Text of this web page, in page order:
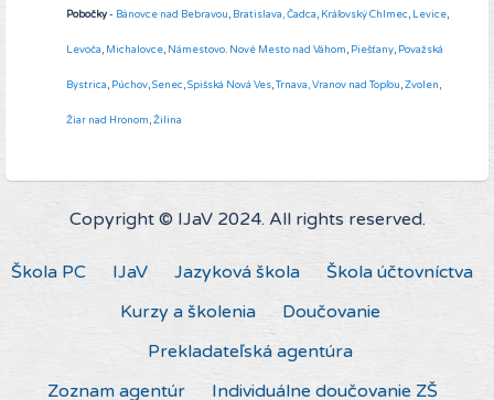
Pobočky- Bánovce nad Bebravou, Bratislava,Čadca, Kráľovský Chlmec, Levice,
Levoča, Michalovce, Námestovo. Nové Mesto nad Váhom, Piešťany, Považská
Bystrica, Púchov,Senec,Spišská Nová Ves,Trnava,Vranov nad Topľou,Zvolen,
Žiar nad Hronom,Žilina
Copyright © IJaV 2024. All rights reserved.
Škola PC IJaV Jazyková škola
Škola účtovníctva
Kurzy a školenia
Doučovanie
Prekladateľská agentúra
Zoznam agentúr
Individuálne doučovanie ZŠ